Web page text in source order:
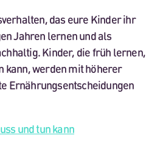
das eure Kinder ihr
Jahren lernen und als
Kinder, die früh lernen,
kann, werden mit höherer
Ernährungsentscheidungen
und tun kann